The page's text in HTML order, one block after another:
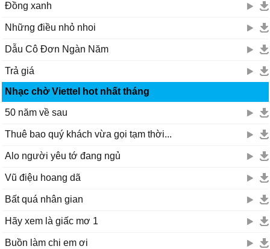
Đồng xanh
Những điều nhỏ nhoi
Dẫu Cô Đơn Ngàn Năm
Trả giá
Nhạc chờ Viettel hot nhất tháng
50 năm về sau
Thuê bao quý khách vừa gọi tạm thời...
Alo người yêu tớ đang ngủ
Vũ điệu hoang dã
Bất quá nhân gian
Hãy xem là giấc mơ 1
Buồn làm chi em ơi